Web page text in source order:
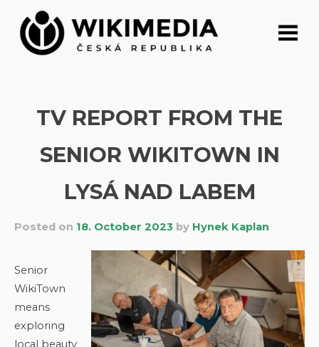
content
TV REPORT FROM THE
SENIOR WIKITOWN IN
LYSÁ NAD LABEM
Posted on 18. October 2023 by Hynek Kaplan
Senior
WikiTown
means
exploring
local beauty